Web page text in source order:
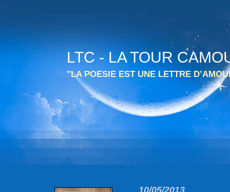
LTC - LA TOUR
"LA POESIE EST UNE LETTRE
10/05/2013